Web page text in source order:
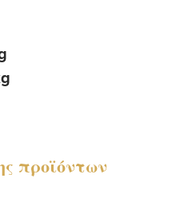
προϊόντων